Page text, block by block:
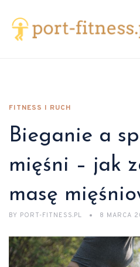
FITNESS I RUCH
Bieganie a
mięśni – jak
masę
BY PORT-FITNESS.PL 8 MARCA